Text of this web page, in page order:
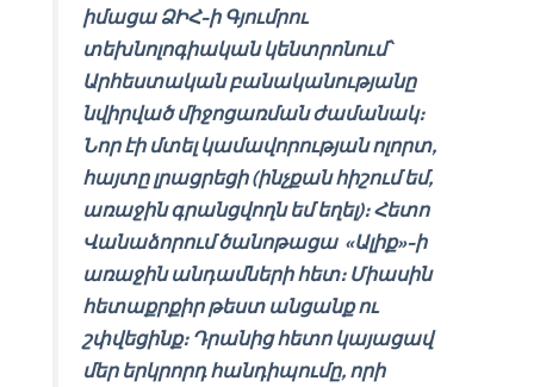
իմացա ՁԻՀ-ի Գյումրու
տեխնոլոգիական կենտրոնում՝
Արհեստական բանականությանը
նվիրված միջոցառման ժամանակ։
Նոր էի մտել կամավորության ոլորտ,
հայտը լրացրեցի (ինչքան հիշում եմ,
առաջին գրանցվողն եմ եղել)։ Հետո
Վանաձորում ծանոթացա «Ալիք»-ի
առաջին անդամների հետ։ Միասին
հետաքրքիր թեստ անցանք ու
շփվեցինք։ Դրանից հետո կայացավ
մեր երկրորդ հանդիպումը, որի